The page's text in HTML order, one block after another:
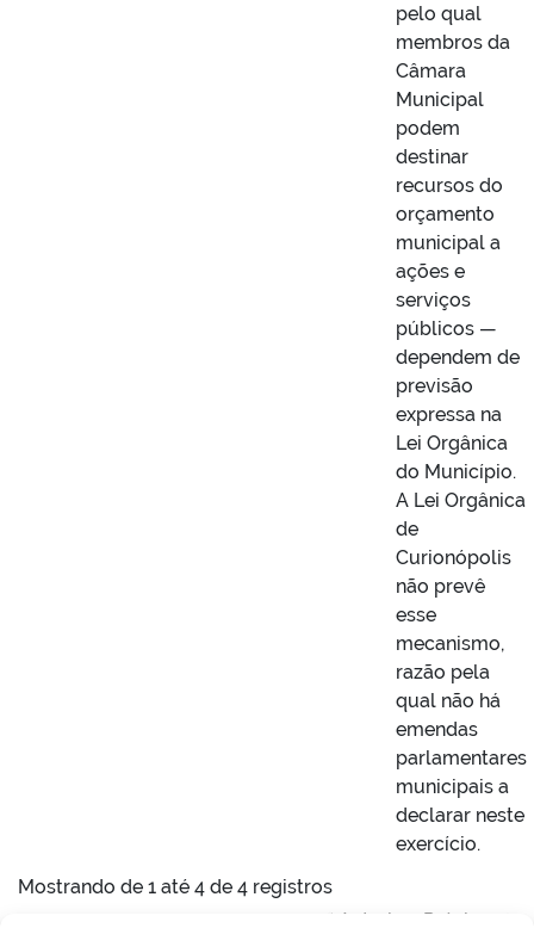
pelo qual
membros da
Câmara
Municipal
podem
destinar
recursos do
orçamento
municipal a
ações e
serviços
públicos —
dependem de
previsão
expressa na
Lei Orgânica
do Município.
A Lei Orgânica
de
Curionópolis
não prevê
esse
mecanismo,
razão pela
qual não há
emendas
parlamentares
municipais a
declarar neste
exercício.
Mostrando de 1 até 4 de 4 registros
Anterior
Próximo